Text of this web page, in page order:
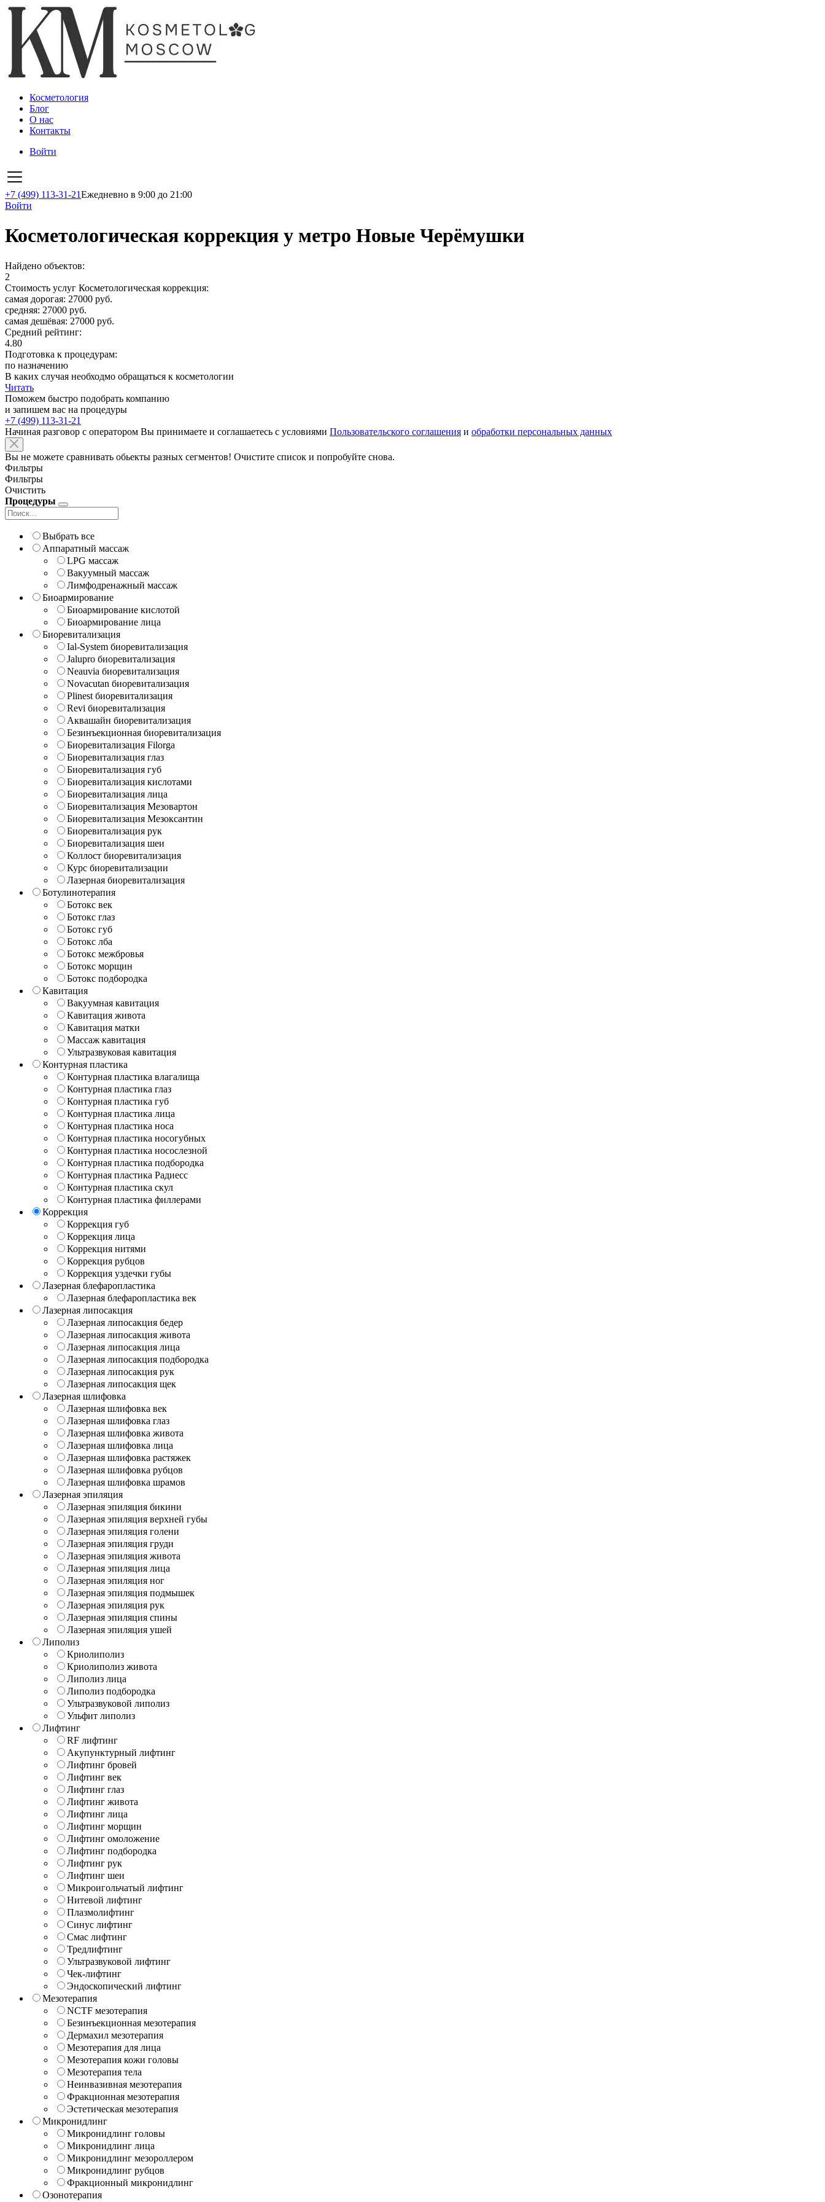
Косметология
Блог
О нас
Контакты
Войти
+7 (499) 113-31-21Ежедневно в 9:00 до 21:00
Войти
Косметологическая коррекция у метро Новые Черёмушки
Найдено объектов:
2
Стоимость услуг Косметологическая коррекция:
самая дорогая: 27000 руб.
средняя: 27000 руб.
самая дешёвая: 27000 руб.
Средний рейтинг:
4.80
Подготовка к процедурам:
по назначению
В каких случая необходмо обращаться к косметологии
Читать
Поможем быстро подобрать компанию
и запишем вас на процедуры
+7 (499) 113-31-21
Начиная разговор с оператором Вы принимаете и соглашаетесь с условиями Пользовательского соглашения и обработки персональных данных
Вы не можете сравнивать обьекты разных сегментов! Очистите список и попробуйте снова.
Фильтры
Фильтры
Очистить
Процедуры
Выбрать все
Аппаратный массаж
LPG массаж
Вакуумный массаж
Лимфодренажный массаж
Биоармирование
Биоармирование кислотой
Биоармирование лица
Биоревитализация
Ial-System биоревитализация
Jalupro биоревитализация
Neauvia биоревитализация
Novacutan биоревитализация
Plinest биоревитализация
Revi биоревитализация
Аквашайн биоревитализация
Безинъекционная биоревитализация
Биоревитализация Filorga
Биоревитализация глаз
Биоревитализация губ
Биоревитализация кислотами
Биоревитализация лица
Биоревитализация Мезовартон
Биоревитализация Мезоксантин
Биоревитализация рук
Биоревитализация шеи
Коллост биоревитализация
Курс биоревитализации
Лазерная биоревитализация
Ботулинотерапия
Ботокс век
Ботокс глаз
Ботокс губ
Ботокс лба
Ботокс межбровья
Ботокс морщин
Ботокс подбородка
Кавитация
Вакуумная кавитация
Кавитация живота
Кавитация матки
Массаж кавитация
Ультразвуковая кавитация
Контурная пластика
Контурная пластика влагалища
Контурная пластика глаз
Контурная пластика губ
Контурная пластика лица
Контурная пластика носа
Контурная пластика носогубных
Контурная пластика носослезной
Контурная пластика подбородка
Контурная пластика Радиесс
Контурная пластика скул
Контурная пластика филлерами
Коррекция
Коррекция губ
Коррекция лица
Коррекция нитями
Коррекция рубцов
Коррекция уздечки губы
Лазерная блефаропластика
Лазерная блефаропластика век
Лазерная липосакция
Лазерная липосакция бедер
Лазерная липосакция живота
Лазерная липосакция лица
Лазерная липосакция подбородка
Лазерная липосакция рук
Лазерная липосакция щек
Лазерная шлифовка
Лазерная шлифовка век
Лазерная шлифовка глаз
Лазерная шлифовка живота
Лазерная шлифовка лица
Лазерная шлифовка растяжек
Лазерная шлифовка рубцов
Лазерная шлифовка шрамов
Лазерная эпиляция
Лазерная эпиляция бикини
Лазерная эпиляция верхней губы
Лазерная эпиляция голени
Лазерная эпиляция груди
Лазерная эпиляция живота
Лазерная эпиляция лица
Лазерная эпиляция ног
Лазерная эпиляция подмышек
Лазерная эпиляция рук
Лазерная эпиляция спины
Лазерная эпиляция ушей
Липолиз
Криолиполиз
Криолиполиз живота
Липолиз лица
Липолиз подбородка
Ультразвуковой липолиз
Ульфит липолиз
Лифтинг
RF лифтинг
Акупунктурный лифтинг
Лифтинг бровей
Лифтинг век
Лифтинг глаз
Лифтинг живота
Лифтинг лица
Лифтинг морщин
Лифтинг омоложение
Лифтинг подбородка
Лифтинг рук
Лифтинг шеи
Микроигольчатый лифтинг
Нитевой лифтинг
Плазмолифтинг
Синус лифтинг
Смас лифтинг
Тредлифтинг
Ультразвуковой лифтинг
Чек-лифтинг
Эндоскопический лифтинг
Мезотерапия
NCTF мезотерапия
Безинъекционная мезотерапия
Дермахил мезотерапия
Мезотерапия для лица
Мезотерапия кожи головы
Мезотерапия тела
Неинвазивная мезотерапия
Фракционная мезотерапия
Эстетическая мезотерапия
Микронидлинг
Микронидлинг головы
Микронидлинг лица
Микронидлинг мезороллером
Микронидлинг рубцов
Фракционный микронидлинг
Озонотерапия